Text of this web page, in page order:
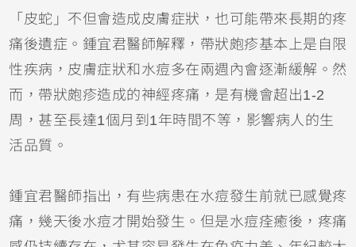
「皮蛇」不但會造成皮膚症狀，也可能帶來長期的疼
痛後遺症。鍾宜君醫師解釋，帶狀皰疹基本上是自限
性疾病，皮膚症狀和水痘多在兩週內會逐漸緩解。然
而，帶狀皰疹造成的神經疼痛，是有機會超出1-2
周，甚至長達1個月到1年時間不等，影響病人的生
活品質。
鍾宜君醫師指出，有些病患在水痘發生前就已感覺疼
痛，幾天後水痘才開始發生。但是水痘痊癒後，疼痛